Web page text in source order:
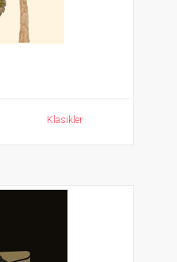
Klasikler